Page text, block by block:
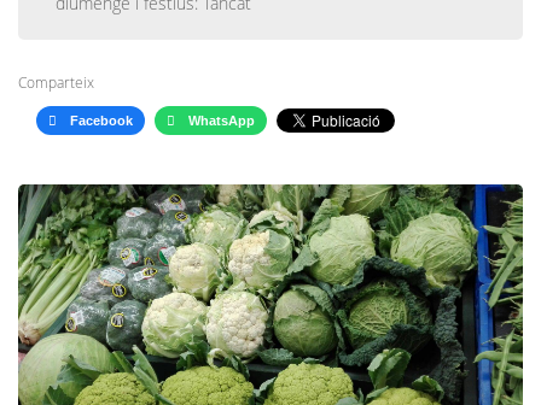
Comparteix
Facebook WhatsApp